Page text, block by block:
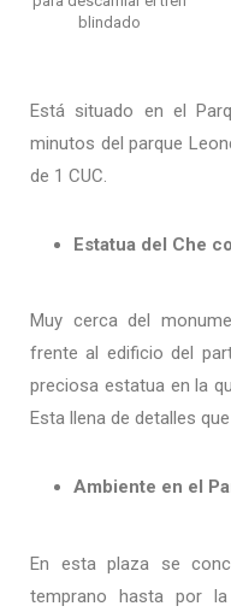
blindado
Está situado en el
minutos del parque
de 1 CUC.
Estatua del Che
Muy cerca del
frente al edificio del
preciosa estatua en la
Esta llena de detalles
Ambiente en el
En esta plaza se
temprano hasta por